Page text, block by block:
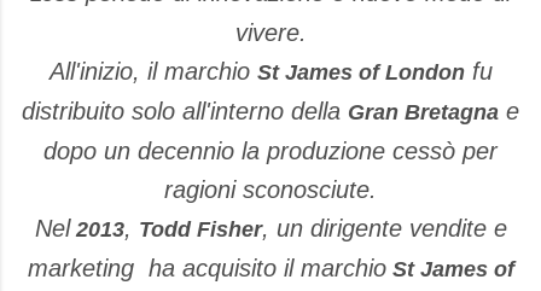
vivere.
All'inizio, il marchio St James of Londonfu
distribuito solo all'interno della Gran Bretagna e
dopo un decennio la produzione cessò per
ragioni sconosciute.
Nel2013, Todd Fisher, un dirigente vendite e
marketing ha acquisito il marchioSt James of